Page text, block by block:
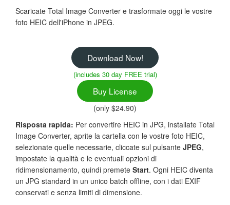
Scaricate Total Image Converter e trasformate oggi le vostre
foto HEIC dell'iPhone in JPEG.
Download Now!
(includes 30 day FREE trial)
Buy License
(only $24.90)
Risposta rapida: Per convertire HEIC in JPG, installate Total
Image Converter, aprite la cartella con le vostre foto HEIC,
selezionate quelle necessarie, cliccate sul pulsante JPEG,
impostate la qualità e le eventuali opzioni di
ridimensionamento, quindi premete Start. Ogni HEIC diventa
un JPG standard in un unico batch offline, con i dati EXIF
conservati e senza limiti di dimensione.